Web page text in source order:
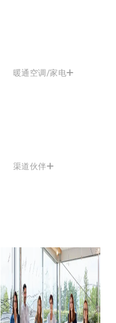
暖通空调/家电
渠道伙伴